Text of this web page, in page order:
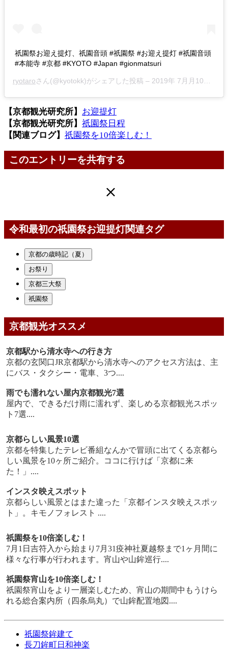
祇園祭お迎え提灯、祇園音頭 #祇園祭 #お迎え提灯 #祇園音頭
#本能寺 #京都 #KYOTO #Japan #gionmatsuri
ryotaroさん(@kyotokk)がシェアした投稿 – 2019年 7月月10日午後7時36分PDT
【京都観光研究所】 お迎提灯
【京都観光研究所】 祇園祭日程
【関連ブログ】 祇園祭を10倍楽しむ！
このエントリーを共有する
令和最初の祇園祭お迎提灯関連タグ
京都の歳時記（夏）
お祭り
京都三大祭
祇園祭
京都観光オススメ
京都駅から清水寺への行き方
京都の玄関口JR京都駅から清水寺へのアクセス方法は、主
にバス・タクシー・電車、3つ....
雨でも濡れない屋内京都観光7選
屋内で、できるだけ雨に濡れず、楽しめる京都観光スポッ
ト7選....
京都らしい風景10選
京都を特集したテレビ番組なんかで冒頭に出てくる京都ら
しい風景を10ヶ所ご紹介。ココに行けば「京都に来
た！」....
インスタ映えスポット
京都らしい風景とはまた違った「京都インスタ映えスポッ
ト」。キモノフォレスト ....
祇園祭を10倍楽しむ！
7月1日吉符入から始まり7月31疫神社夏越祭まで1ヶ月間に
様々な行事が行われます。宵山や山鉾巡行....
祇園祭宵山を10倍楽しむ！
祇園祭宵山をより一層楽しむため、宵山の期間中もうけら
れる総合案内所（四条烏丸）で山鉾配置地図....
祇園祭鉾建て
長刀鉾町日和神楽